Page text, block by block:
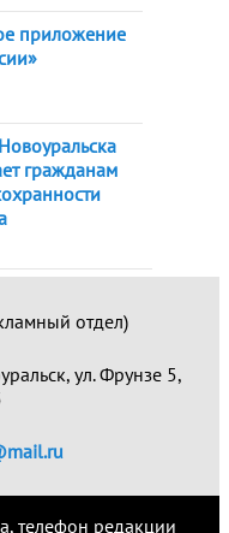
приложение
гражданам
отдел)
ул. Фрунзе 5,
телефон редакции